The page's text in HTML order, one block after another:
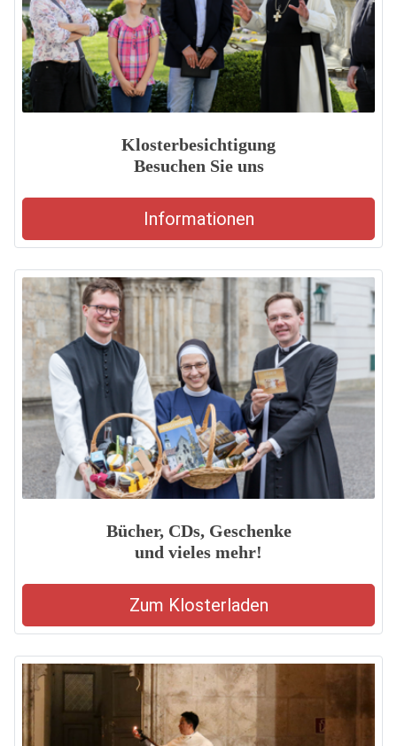
Klosterbesichtigung
Besuchen Sie uns
Informationen
Bücher, CDs, Geschenke
und vieles mehr!
Zum Klosterladen